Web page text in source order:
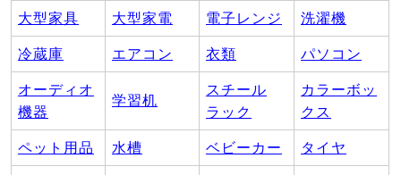
大型家具 大型家電 電子レンジ 洗濯機
冷蔵庫 エアコン 衣類 パソコン
オーディオ
機器
学習机
スチール
ラック
カラーボッ
クス
ペット用品 水槽 ベビーカー タイヤ